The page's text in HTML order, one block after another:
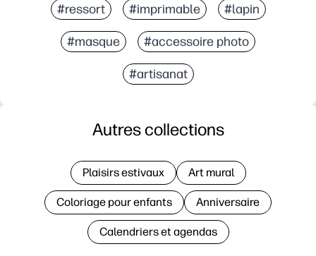
#ressort #imprimable #lapin
#masque #accessoire photo
#artisanat
Autres collections
Plaisirs estivaux Art mural
Coloriage pour enfants Anniversaire
Calendriers et agendas